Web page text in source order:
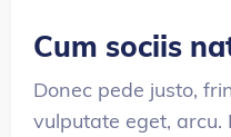
Cum sociis
Donec pede justo,
vulputate eget, arcu.